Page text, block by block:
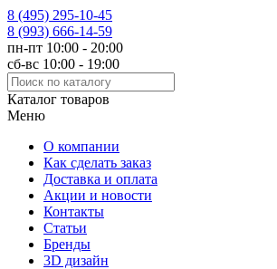
8 (495) 295-10-45
8 (993) 666-14-59
пн-пт 10:00 - 20:00
сб-вс 10:00 - 19:00
Каталог товаров
Меню
О компании
Как сделать заказ
Доставка и оплата
Акции и новости
Контакты
Статьи
Бренды
3D дизайн